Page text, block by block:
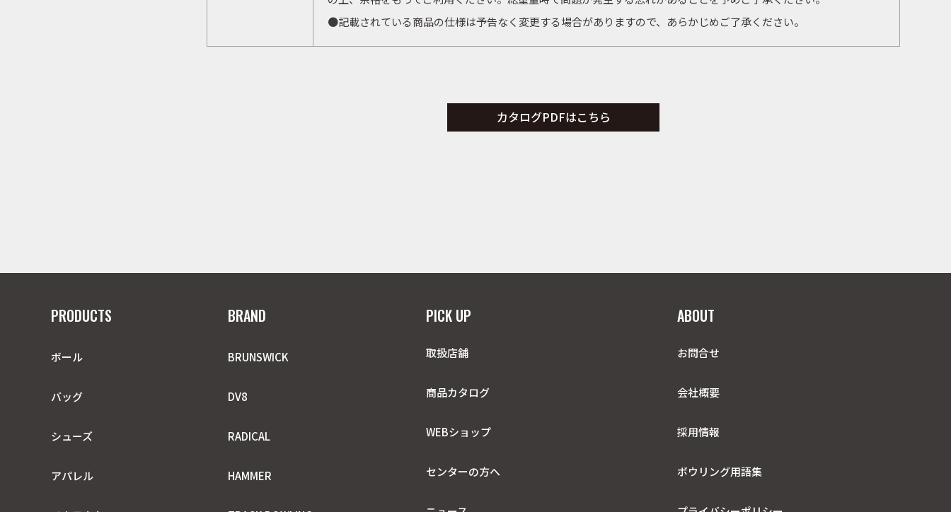
●記載されている商品の仕様は予告なく変更する場合がありますので、あらかじめご了承ください。
カタログPDFはこちら
PRODUCTS
ボール
バッグ
シューズ
アパレル
BRAND
BRUNSWICK
DV8
RADICAL
HAMMER
PICK UP
取扱店舗
商品カタログ
WEBショップ
センターの方へ
ABOUT
お問合せ
会社概要
採用情報
ボウリング用語集